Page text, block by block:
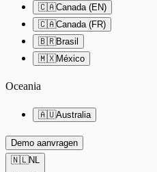
🇨🇦Canada (EN)
🇨🇦Canada (FR)
🇧🇷Brasil
🇲🇽México
Oceania
🇦🇺Australia
Demo aanvragen
🇳🇱NL